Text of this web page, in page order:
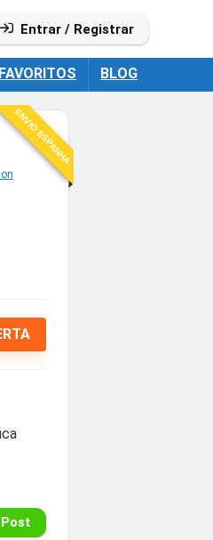
Entrar / Registrar
BLOG
ENVIO ESPANHA